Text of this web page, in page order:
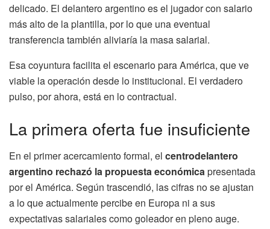
delicado. El delantero argentino es el jugador con salario
más alto de la plantilla, por lo que una eventual
transferencia también aliviaría la masa salarial.
Esa coyuntura facilita el escenario para América, que ve
viable la operación desde lo institucional. El verdadero
pulso, por ahora, está en lo contractual.
La primera oferta fue insuficiente
En el primer acercamiento formal, el centrodelantero
argentino rechazó la propuesta económicapresentada
por el América. Según trascendió, las cifras no se ajustan
a lo que actualmente percibe en Europa ni a sus
expectativas salariales como goleador en pleno auge.